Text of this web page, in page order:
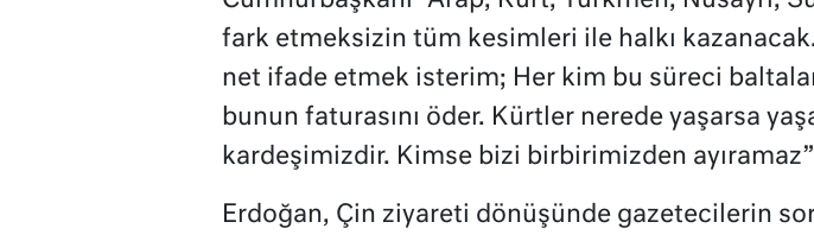
fark etmeksizin tüm kesimleri ile halkı
net ifade etmek isterim; Her kim bu süreci
bunun faturasını öder. Kürtler nerede yaşarsa
kardeşimizdir. Kimse bizi birbirimizden
Erdoğan, Çin ziyareti dönüşünde gazetecilerin